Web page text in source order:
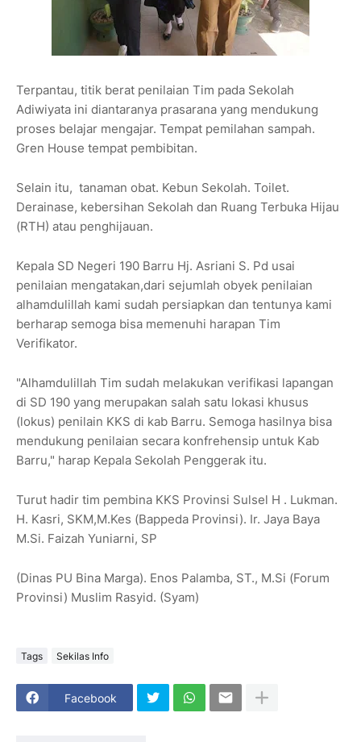
Terpantau, titik berat penilaian Tim pada Sekolah
Adiwiyata ini diantaranya prasarana yang mendukung
proses belajar mengajar. Tempat pemilahan sampah.
Gren House tempat pembibitan.
Selain itu, tanaman obat. Kebun Sekolah. Toilet.
Derainase, kebersihan Sekolah dan Ruang Terbuka Hijau
(RTH) atau penghijauan.
Kepala SD Negeri 190 Barru Hj. Asriani S. Pd usai
penilaian mengatakan,dari sejumlah obyek penilaian
alhamdulillah kami sudah persiapkan dan tentunya kami
berharap semoga bisa memenuhi harapan Tim
Verifikator.
"Alhamdulillah Tim sudah melakukan verifikasi lapangan
di SD 190 yang merupakan salah satu lokasi khusus
(lokus) penilain KKS di kab Barru. Semoga hasilnya bisa
mendukung penilaian secara konfrehensip untuk Kab
Barru," harap Kepala Sekolah Penggerak itu.
Turut hadir tim pembina KKS Provinsi Sulsel H . Lukman.
H. Kasri, SKM,M.Kes (Bappeda Provinsi). Ir. Jaya Baya
M.Si. Faizah Yuniarni, SP
(Dinas PU Bina Marga). Enos Palamba, ST., M.Si (Forum
Provinsi) Muslim Rasyid. (Syam)
Tags Sekilas Info
Facebook